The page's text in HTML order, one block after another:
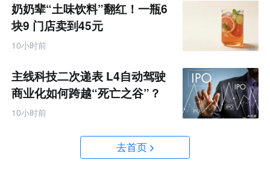
奶奶辈“土味饮料”翻红！一瓶6
块9 门店卖到45元
10小时前
主线科技二次递表 L4自动驾驶
商业化如何跨越“死亡之谷”？
10小时前
去首页